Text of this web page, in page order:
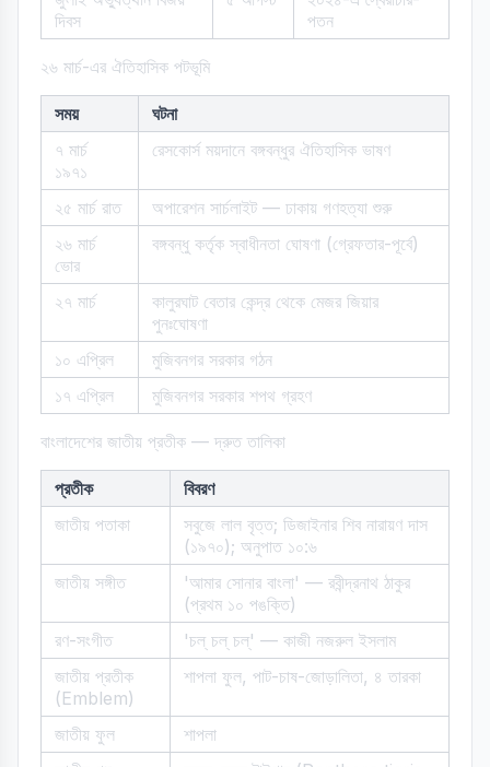
দিবস
পতন
২৬ মার্চ-এর ঐতিহাসিক পটভূমি
সময়
ঘটনা
৭ মার্চ
১৯৭১
রেসকোর্স ময়দানে বঙ্গবন্ধুর ঐতিহাসিক ভাষণ
২৫ মার্চ রাত
অপারেশন সার্চলাইট — ঢাকায় গণহত্যা শুরু
২৬ মার্চ
ভোর
বঙ্গবন্ধু কর্তৃক স্বাধীনতা ঘোষণা (গ্রেফতার-পূর্বে)
২৭ মার্চ
কালুরঘাট বেতার কেন্দ্র থেকে মেজর জিয়ার
পুনঃঘোষণা
১০ এপ্রিল
মুজিবনগর সরকার গঠন
১৭ এপ্রিল
মুজিবনগর সরকার শপথ গ্রহণ
বাংলাদেশের জাতীয় প্রতীক — দ্রুত তালিকা
প্রতীক
বিবরণ
জাতীয় পতাকা
সবুজে লাল বৃত্ত; ডিজাইনার শিব নারায়ণ দাস
(১৯৭০); অনুপাত ১০:৬
জাতীয় সঙ্গীত
'আমার সোনার বাংলা' — রবীন্দ্রনাথ ঠাকুর
(প্রথম ১০ পঙক্তি)
রণ-সংগীত
'চল্‌ চল্‌ চল্‌' — কাজী নজরুল ইসলাম
জাতীয় প্রতীক
(Emblem)
শাপলা ফুল, পাট-চাষ-জোড়ালিতা, ৪ তারকা
জাতীয় ফুল
শাপলা